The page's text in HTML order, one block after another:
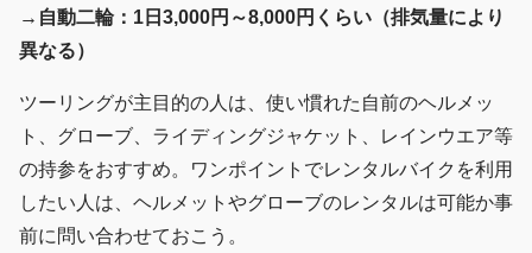
→自動二輪：1日3,000円～8,000円くらい（排気量により
異なる）
ツーリングが主目的の人は、使い慣れた自前のヘルメッ
ト、グローブ、ライディングジャケット、レインウエア等
の持参をおすすめ。ワンポイントでレンタルバイクを利用
したい人は、ヘルメットやグローブのレンタルは可能か事
前に問い合わせておこう。